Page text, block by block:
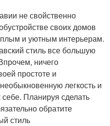
не свойственно
своих домов
и уютным интерьерам.
стиль все большую
ничего
простоте и
легкость и
себе. Планируя сделать
обратите
стиль